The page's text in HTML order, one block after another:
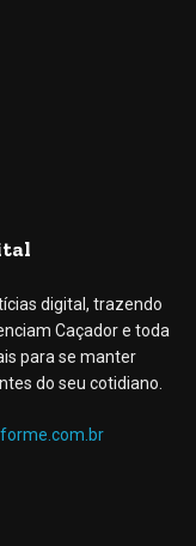
digital, trazendo
Caçador e toda
para se manter
do seu cotidiano.